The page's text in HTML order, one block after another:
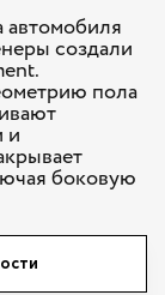
автомобиля
создали
пола
и
боковую